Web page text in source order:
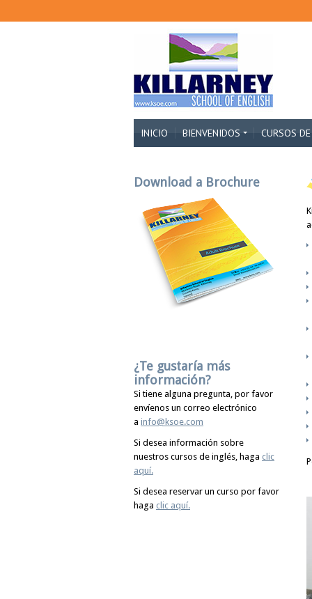
INICIO BIENVENIDOS CURSOS
Download a Brochure
¿Te gustaría más
información?
Si tiene alguna pregunta, por favor
envíenos un correo electrónico
a info@ksoe.com
Si desea información sobre
nuestros cursos de inglés, haga clic
aquí.
Si desea reservar un curso por favor
haga clic aquí.